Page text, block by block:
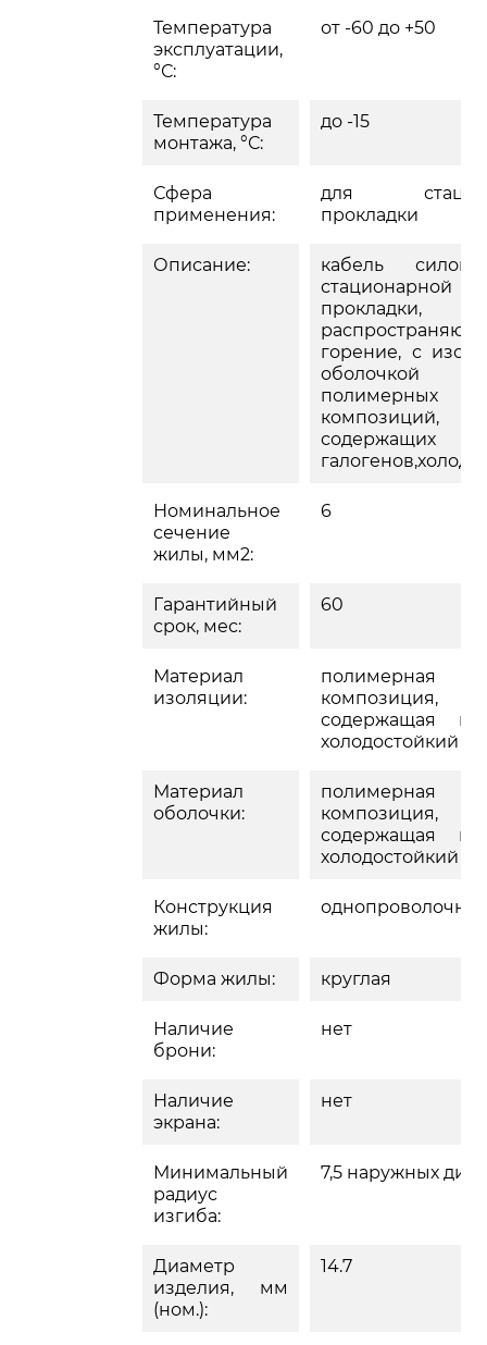
Температура
эксплуатации,
°С:
от -60 до +50
Температура
монтажа, °С:
до -15
Сфера
применения:
для
прокладки
Описание:
кабель
стационарной
горение, с
полимерных
содержащих
Номинальное
сечение
жилы, мм2:
6
Гарантийный
срок, мес:
60
Материал
изоляции:
полимерная
содержащая
холодостойкий
Материал
оболочки:
полимерная
содержащая
холодостойкий
Конструкция
жилы:
однопроволочная
Форма жилы: круглая
Наличие
брони:
нет
Наличие
экрана:
нет
Минимальный
радиус
изгиба:
7,5 наружных
Диаметр
изделия, мм
(ном.):
14.7